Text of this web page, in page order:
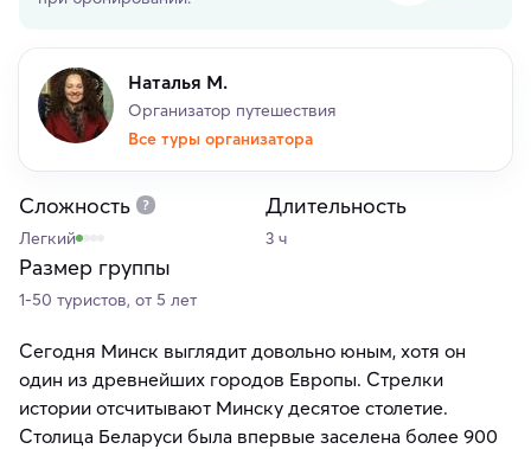
Наталья М.
Организатор путешествия
Все туры организатора
Сложность
Легкий
Длительность
3 ч
Размер группы
1-50 туристов, от 5 лет
Сегодня Минск выглядит довольно юным, хотя он
один из древнейших городов Европы. Стрелки
истории отсчитывают Минску десятое столетие.
Столица Беларуси была впервые заселена более 900